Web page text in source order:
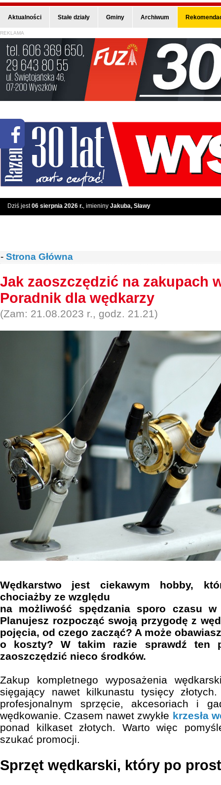
Aktualności Stałe działy Gminy Archiwum
REKLAMA
Dziś jest06 sierpnia 2026 r., imieniny Jakuba, Sławy
- Strona Główna
Jak zaoszczędzić na zakupach
Poradnik dla wędkarzy
(Zam: 21.08.2023 r., godz. 21.21)
Wędkarstwo jest ciekawym hobby,
chociażby ze względu
na możliwość spędzania sporo czasu
Planujesz rozpocząć swoją przygodę z
pojęcia, od czego zacząć? A może
o koszty? W takim razie sprawdź ten
zaoszczędzić nieco środków.
Zakup kompletnego wyposażenia
sięgający nawet kilkunastu tysięcy
profesjonalnym sprzęcie, akcesoriach i
wędkowanie. Czasem nawet zwykłe krzesła
ponad kilkaset złotych. Warto więc
szukać promocji.
Sprzęt wędkarski, który po